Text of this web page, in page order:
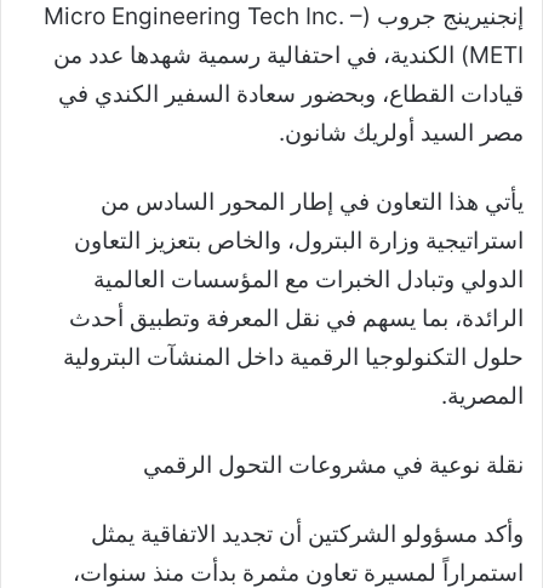
إنجنيرينج جروب (Micro Engineering Tech Inc. –
METI) الكندية، في احتفالية رسمية شهدها عدد من
قيادات القطاع، وبحضور سعادة السفير الكندي في
مصر السيد أولريك شانون.
يأتي هذا التعاون في إطار المحور السادس من
استراتيجية وزارة البترول، والخاص بتعزيز التعاون
الدولي وتبادل الخبرات مع المؤسسات العالمية
الرائدة، بما يسهم في نقل المعرفة وتطبيق أحدث
حلول التكنولوجيا الرقمية داخل المنشآت البترولية
المصرية.
نقلة نوعية في مشروعات التحول الرقمي
وأكد مسؤولو الشركتين أن تجديد الاتفاقية يمثل
استمراراً لمسيرة تعاون مثمرة بدأت منذ سنوات،